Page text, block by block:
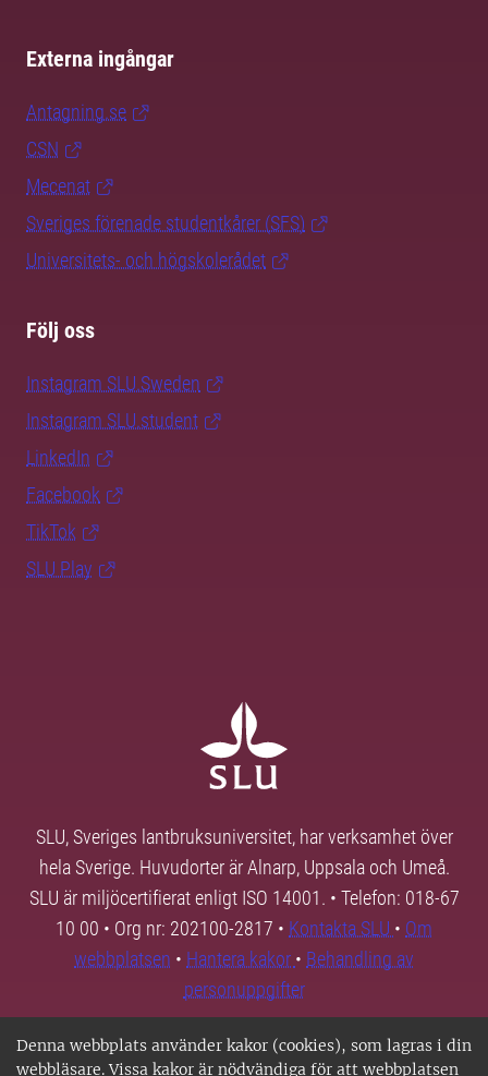
Denna webbplats använder kakor (cookies), som lagras i din
webbläsare. Vissa kakor är nödvändiga för att webbplatsen
Externa ingångar
Antagning.se
CSN
Mecenat
Sveriges förenade studentkårer (SFS)
Universitets- och högskolerådet
Följ oss
Instagram SLU.Sweden
Instagram SLU.student
LinkedIn
Facebook
TikTok
SLU Play
SLU, Sveriges lantbruksuniversitet, har verksamhet över
hela Sverige. Huvudorter är Alnarp, Uppsala och Umeå.
SLU är miljöcertifierat enligt ISO 14001. • Telefon: 018-67
10 00 • Org nr: 202100-2817 • Kontakta SLU • Om
webbplatsen • Hantera kakor • Behandling av
personuppgifter